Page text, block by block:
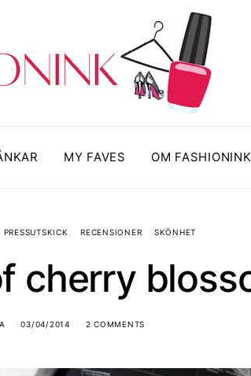
MY FAVES OM
PRESSUTSKICK RECENSIONER SKÖNHET
cherry
03/04/2014 2 COMMENTS